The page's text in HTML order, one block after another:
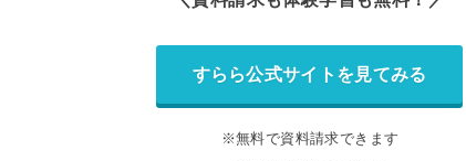
すらら公式サイトを見てみる
※無料で資料請求できます